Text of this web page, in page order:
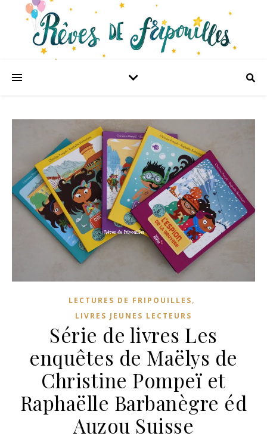
LECTURES DE FRIPOUILLES,
LIVRES JEUNES LECTEURS
Série de livres Les
enquêtes de Maëlys de
Christine Pompeï et
Raphaëlle Barbanègre éd
Auzou Suisse